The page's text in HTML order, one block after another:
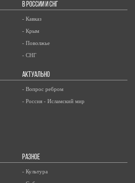
В РОССИИ И СНГ
- Кавказ
- Крым
- Поволжье
- СНГ
АКТУАЛЬНО
- Вопрос ребром
- Россия - Исламский мир
РАЗНОЕ
- Культура